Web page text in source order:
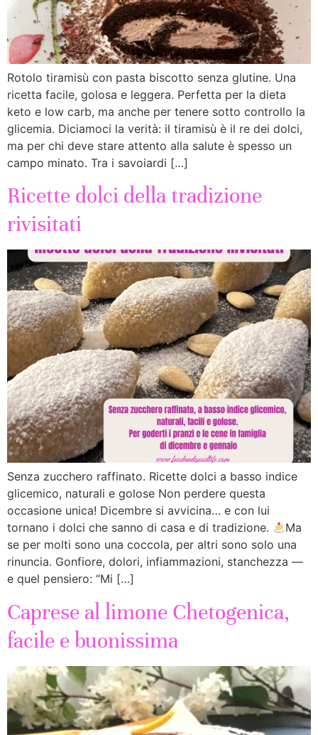
Rotolo tiramisù con pasta biscotto senza glutine. Una
ricetta facile, golosa e leggera. Perfetta per la dieta
keto e low carb, ma anche per tenere sotto controllo la
glicemia. Diciamoci la verità: il tiramisù è il re dei dolci,
ma per chi deve stare attento alla salute è spesso un
campo minato. Tra i savoiardi […]
Ricette dolci della tradizione
rivisitati
Senza zucchero raffinato. Ricette dolci a basso indice
glicemico, naturali e golose Non perdere questa
occasione unica! Dicembre si avvicina… e con lui
tornano i dolci che sanno di casa e di tradizione.
Ma
se per molti sono una coccola, per altri sono solo una
rinuncia. Gonfiore, dolori, infiammazioni, stanchezza —
e quel pensiero: “Mi […]
Caprese al limone Chetogenica,
facile e buonissima